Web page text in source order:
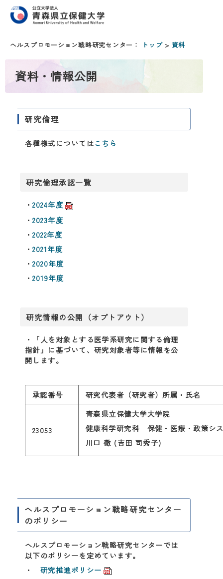
ヘルスプロモーション戦略研究センター： トップ> 資料
資料・情報公開
研究倫理
各種様式についてはこちら
研究倫理承認一覧
・2024年度
・2023年度
・2022年度
・2021年度
・2020年度
・2019年度
研究情報の公開（オプトアウト）
・「人を対象とする医学系研究に関する倫理
指針」に基づいて、研究対象者等に情報を公
開します。
承認番号 研究代表者（研究者）所属・氏名
23053
青森県立保健大学大学院
健康科学研究科 保健・医療・政策
川口 徹 (吉田 司秀子)
ヘルスプロモーション戦略研究センター
のポリシー
ヘルスプロモーション戦略研究センターでは
以下のポリシーを定めています。
・ 研究推進ポリシー